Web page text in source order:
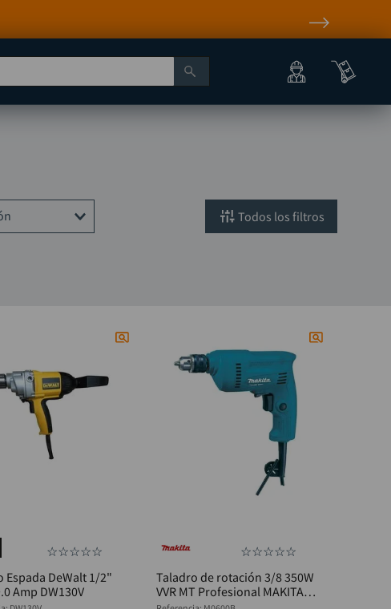
usted mismo
filtros
☆☆☆☆☆
Espada DeWalt 1/2"
Amp DW130V
☆☆☆☆☆
Taladro de rotación 3/8 350W
VVR MT Profesional MAKITA
M0600B